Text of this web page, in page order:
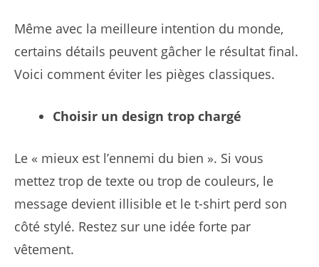
Même avec la meilleure intention du monde,
certains détails peuvent gâcher le résultat final.
Voici comment éviter les pièges classiques.
Choisir un design trop chargé
Le « mieux est l’ennemi du bien ». Si vous
mettez trop de texte ou trop de couleurs, le
message devient illisible et le t-shirt perd son
côté stylé. Restez sur une idée forte par
vêtement.